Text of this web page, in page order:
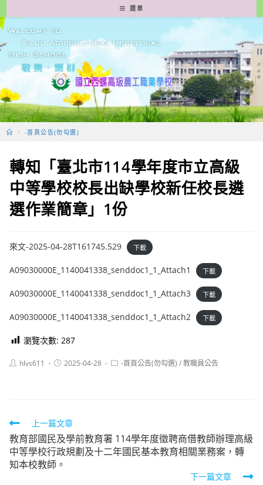
轉
至
要
容
選單
> -首頁公告(勿勾選)
轉知「臺北市114學年度市立高級
中等學校校長出缺學校新任校長遴
選作業簡章」1份
來文-2025-04-28T161745.529 下載
A09030000E_1140041338_senddoc1_1_Attach1 下載
A09030000E_1140041338_senddoc1_1_Attach3 下載
A09030000E_1140041338_senddoc1_1_Attach2 下載
瀏覽次數: 287
Posthlvs611
Post2025-04-28
Post-首頁公告(勿勾選) /教職員公告
Read
more
articles
上一篇文章
教育部國民及學前教育署 114學年度徵聘商借教師辦理高級
中等學校行政規劃及十二年國民基本教育相關業務案，轉
知本校教師。
下一篇文章